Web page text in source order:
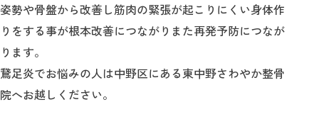
姿勢や骨盤から改善し筋肉の緊張が起こりにくい身体作
りをする事が根本改善につながりまた再発予防につなが
ります。
鵞足炎でお悩みの人は中野区にある東中野さわやか整骨
院へお越しください。